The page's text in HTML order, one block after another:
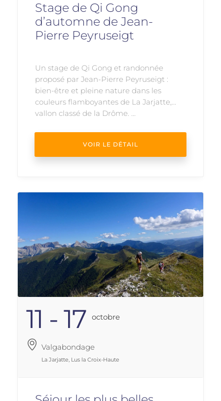
Stage de Qi Gong
d’automne de Jean-
Pierre Peyruseigt
Un stage de Qi Gong et randonnée
proposé par Jean-Pierre Peyruseigt :
bien-être et pleine nature dans les
couleurs flamboyantes de La Jarjatte,
vallon classé de la Drôme. ...
VOIR LE DÉTAIL
11 - 17 Octobre
Valgabondage
La Jarjatte, Lus la Croix-Haute